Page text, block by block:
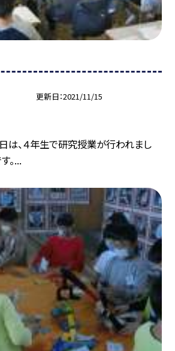
更新日 2021/11/15
日は、４年生で研究授業が行われまし
。...